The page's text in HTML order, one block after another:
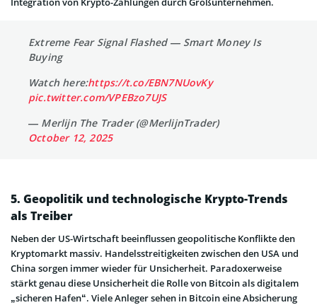
Extreme Fear Signal Flashed — Smart Money Is
Buying
Watch here:https://t.co/EBN7NUovKy
pic.twitter.com/VPEBzo7UJS
— Merlijn The Trader (@MerlijnTrader)
October 12, 2025
5. Geopolitik und technologische Krypto-Trends
als Treiber
Neben der US-Wirtschaft beeinflussen geopolitische Konflikte den
Kryptomarkt massiv. Handelsstreitigkeiten zwischen den USA und
China sorgen immer wieder für Unsicherheit. Paradoxerweise
stärkt genau diese Unsicherheit die Rolle von Bitcoin als digitalem
„sicheren Hafen“. Viele Anleger sehen in Bitcoin eine Absicherung